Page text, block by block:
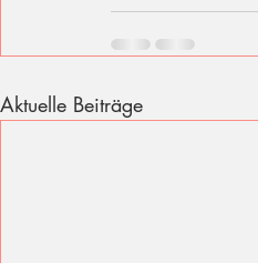
Aktuelle Beiträge